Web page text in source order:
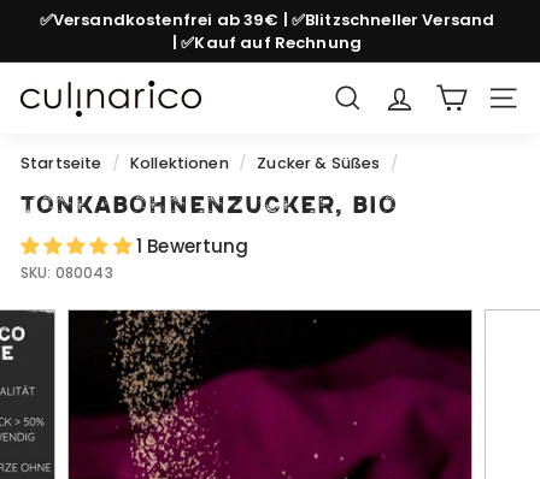
Direkt
Inhalt
Pause
✅Versandkostenfrei ab 39€ | ✅Blitzschneller Versand
| ✅Kauf auf Rechnung
c
l
i
n
a
i
o
Suche
Startseite / Kollektionen / Zucker & Süßes /
Tonkabohnenzucker, bio
1 Bewertung
SKU: 080043